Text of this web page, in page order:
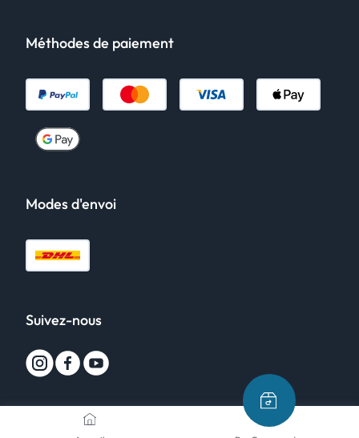
Méthodes de paiement
Modes d'envoi
Suivez-nous